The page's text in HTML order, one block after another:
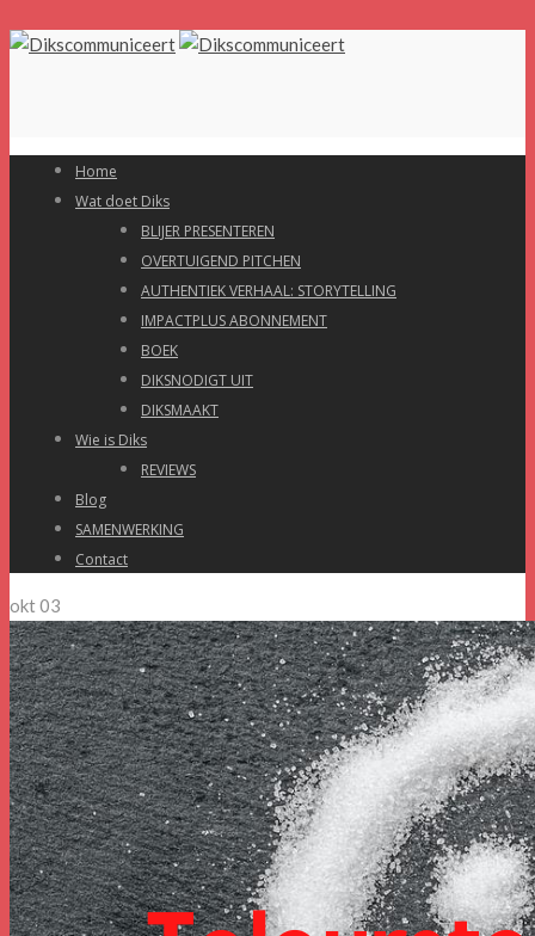
Home
Wat doet Diks
BLIJER PRESENTEREN
OVERTUIGEND PITCHEN
AUTHENTIEK VERHAAL: STORYTELLING
IMPACTPLUS ABONNEMENT
BOEK
DIKSNODIGT UIT
DIKSMAAKT
Wie is Diks
REVIEWS
Blog
SAMENWERKING
Contact
okt03